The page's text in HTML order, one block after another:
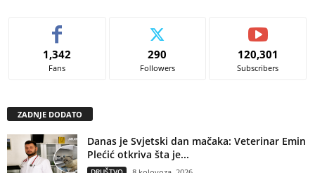
1,342
Fans
290
Followers
120,301
Subscribers
ZADNJE DODATO
Danas je Svjetski dan mačaka: Veterinar Emin
Plećić otkriva šta je...